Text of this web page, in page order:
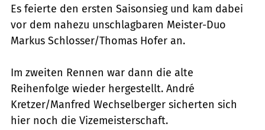
Es feierte den ersten Saisonsieg und kam dabei
vor dem nahezu unschlagbaren Meister-Duo
Markus Schlosser/Thomas Hofer an.
Im zweiten Rennen war dann die alte
Reihenfolge wieder hergestellt. André
Kretzer/Manfred Wechselberger sicherten sich
hier noch die Vizemeisterschaft.